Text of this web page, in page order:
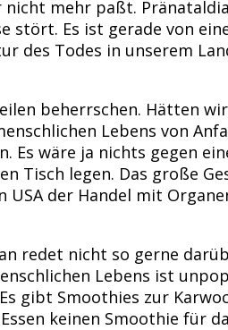
mehr paßt.
stört. Es ist gerade von
des Todes in unserem
beherrschen. Hätten
Lebens von
Es wäre ja nichts gegen
Tisch legen. Das große
der Handel mit
redet nicht so gerne
Lebens ist
gibt Smoothies zur
keinen Smoothie für